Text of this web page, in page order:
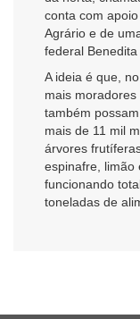
conta com
Agrário e de
federal Benedita
A ideia é que,
mais
também
mais de 11 mil
árvores
espinafre, limão
funcionando
toneladas de